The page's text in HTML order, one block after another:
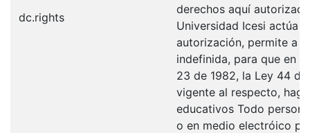
dc.rights
derechos aquí
Universidad Icesi actúa
autorización, permite a
indefinida, para que en
23 de 1982, la Ley 44
vigente al respecto,
educativos Todo
o en medio electróico